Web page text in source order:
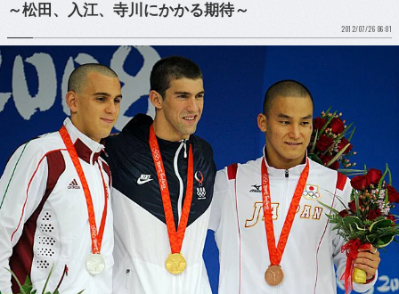
～松田、入江、寺川にかかる期待～
2012/07/26 06:01